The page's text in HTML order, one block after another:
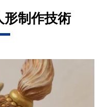
制作技術